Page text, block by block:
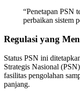
“Penetapan PSN
perbaikan sistem
Regulasi yang
Status PSN ini
Strategis Nasional
fasilitas pengolahan
panjang.